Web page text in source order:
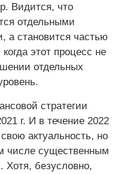
Видится, что
отдельными
а становится частью
этот процесс не
отдельных
стратегии
г. И в течение 2022
актуальность, но
числе существенным
Хотя, безусловно,